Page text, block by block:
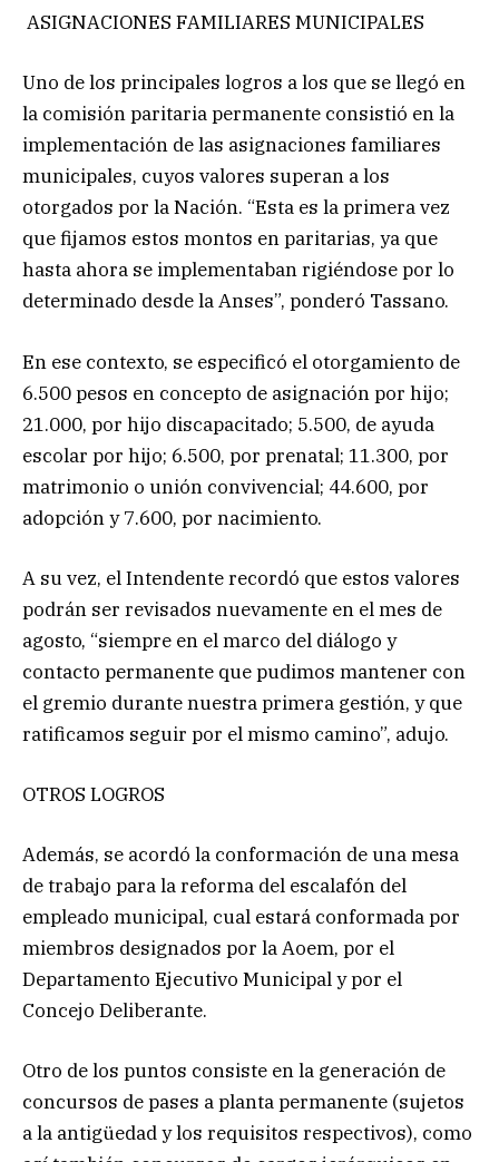
ASIGNACIONES FAMILIARES MUNICIPALES
Uno de los principales logros a los que se llegó en
la comisión paritaria permanente consistió en la
implementación de las asignaciones familiares
municipales, cuyos valores superan a los
otorgados por la Nación. “Esta es la primera vez
que fijamos estos montos en paritarias, ya que
hasta ahora se implementaban rigiéndose por lo
determinado desde la Anses”, ponderó Tassano.
En ese contexto, se especificó el otorgamiento de
6.500 pesos en concepto de asignación por hijo;
21.000, por hijo discapacitado; 5.500, de ayuda
escolar por hijo; 6.500, por prenatal; 11.300, por
matrimonio o unión convivencial; 44.600, por
adopción y 7.600, por nacimiento.
A su vez, el Intendente recordó que estos valores
podrán ser revisados nuevamente en el mes de
agosto, “siempre en el marco del diálogo y
contacto permanente que pudimos mantener con
el gremio durante nuestra primera gestión, y que
ratificamos seguir por el mismo camino”, adujo.
OTROS LOGROS
Además, se acordó la conformación de una mesa
de trabajo para la reforma del escalafón del
empleado municipal, cual estará conformada por
miembros designados por la Aoem, por el
Departamento Ejecutivo Municipal y por el
Concejo Deliberante.
Otro de los puntos consiste en la generación de
concursos de pases a planta permanente (sujetos
a la antigüedad y los requisitos respectivos), como